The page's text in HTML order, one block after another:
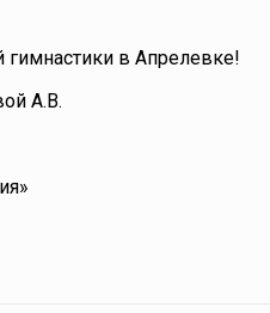
гимнастики в Апрелевке!
А.В.